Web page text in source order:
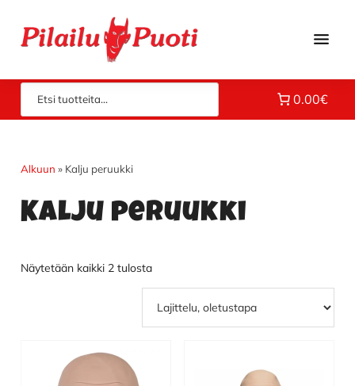
pääsisältöön
ensisijaiseen
sivupalkkiin
alatunnisteeseen
Pilailupuoti
Piloilla
Klikkaa
tutustu
0.00€
Alkuun » Kalju peruukki
Kalju peruukki
Näytetään kaikki 2 tulosta